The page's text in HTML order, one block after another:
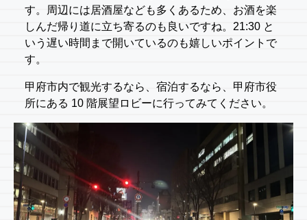
す。周辺には居酒屋なども多くあるため、お酒を楽
しんだ帰り道に立ち寄るのも良いですね。21:30 と
いう遅い時間まで開いているのも嬉しいポイントで
す。
甲府市内で観光するなら、宿泊するなら、甲府市役
所にある 10 階展望ロビーに行ってみてください。